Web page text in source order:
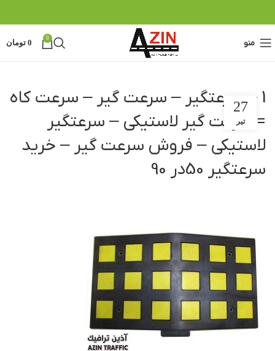
منو 0
0 تومان
1 – سرعتگیر – سرعت گیر – سرعت کاه
= سرعت گیر لاستیکی – سرعتگیر
لاستیکی – فروش سرعت گیر – خرید
سرعتگیر 50در 90
27
تیر